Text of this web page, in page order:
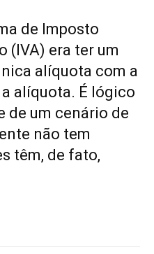
de Imposto
(IVA) era ter um
alíquota com a
alíquota. É lógico
de um cenário de
não tem
têm, de fato,